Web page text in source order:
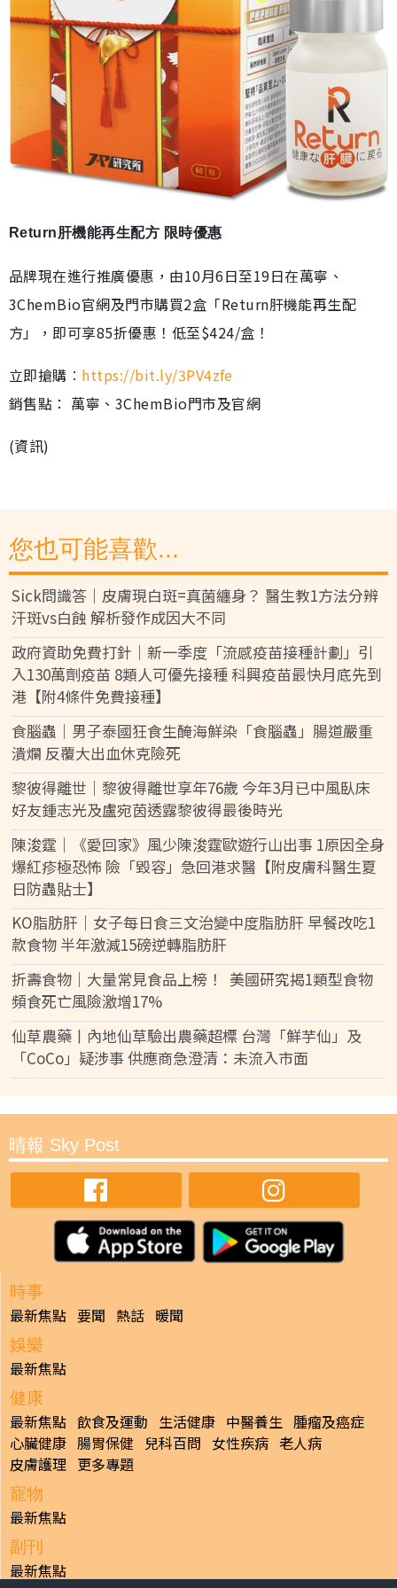
Return肝機能再生配方 限時優惠
品牌現在進行推廣優惠，由10月6日至19日在萬寧、
3ChemBio官網及門市購買2盒「Return肝機能再生配
方」，即可享85折優惠！低至$424/盒！
立即搶購︰ https://bit.ly/3PV4zfe
銷售點： 萬寧、3ChemBio門市及官網
(資訊)
您也可能喜歡...
Sick問識答｜皮膚現白斑=真菌纏身？ 醫生教1方法分辨
汗斑vs白蝕 解析發作成因大不同
政府資助免費打針｜新一季度「流感疫苗接種計劃」引
入130萬劑疫苗 8類人可優先接種 科興疫苗最快月底先到
港【附4條件免費接種】
食腦蟲｜男子泰國狂食生醃海鮮染「食腦蟲」腸道嚴重
潰爛 反覆大出血休克險死
黎彼得離世｜黎彼得離世享年76歲 今年3月已中風臥床
好友鍾志光及盧宛茵透露黎彼得最後時光
陳浚霆｜《愛回家》風少陳浚霆歐遊行山出事 1原因全身
爆紅疹極恐怖 險「毀容」急回港求醫【附皮膚科醫生夏
日防蟲貼士】
KO脂肪肝｜女子每日食三文治變中度脂肪肝 早餐改吃1
款食物 半年激減15磅逆轉脂肪肝
折壽食物｜大量常見食品上榜！ 美國研究揭1類型食物
頻食死亡風險激增17%
仙草農藥丨內地仙草驗出農藥超標 台灣「鮮芋仙」及
「CoCo」疑涉事 供應商急澄清：未流入市面
晴報 Sky Post
時事
最新焦點 要聞 熱話 暖聞
娛樂
最新焦點
健康
最新焦點 飲食及運動 生活健康 中醫養生 腫瘤及癌症
心臟健康 腸胃保健 兒科百問 女性疾病 老人病
皮膚護理 更多專題
寵物
最新焦點
副刊
最新焦點